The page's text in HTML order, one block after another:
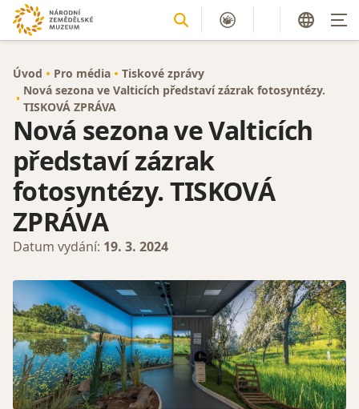
Úvod Pro média
Tiskové zprávy
Nová sezona ve Valticích představí zázrak fotosyntézy.
TISKOVÁ ZPRÁVA
Nová sezona ve Valticích
představí zázrak
fotosyntézy. TISKOVÁ
ZPRÁVA
Datum vydání: 19. 3. 2024